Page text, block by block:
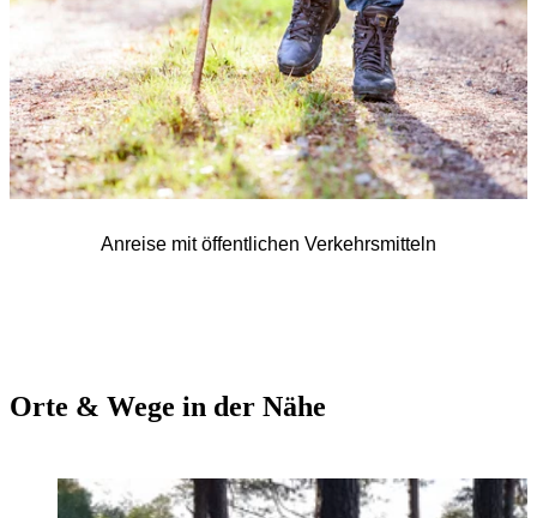
Anreise mit öffentlichen Verkehrsmitteln
Orte & Wege in der Nähe